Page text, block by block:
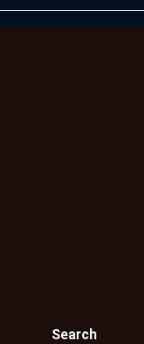
Search